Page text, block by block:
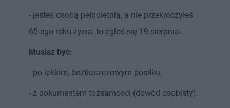
- jesteś osobą pełnoletnią, a nie przekroczyłeś
65-ego roku życia, to zgłoś się 19 sierpnia.
Musisz być:
- po lekkim, beztłuszczowym posiłku,
- z dokumentem tożsamości (dowód osobisty).